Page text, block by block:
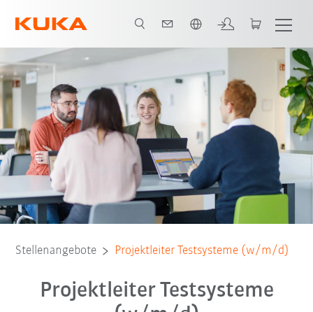
Stellenangebote Projektleiter Testsysteme (w/m/d)
Projektleiter Testsysteme